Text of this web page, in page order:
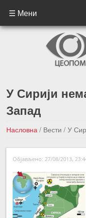
☰ Мени
У Сирији
Запад
Насловна / Вести/ У
Објављено: 27/08/2013,